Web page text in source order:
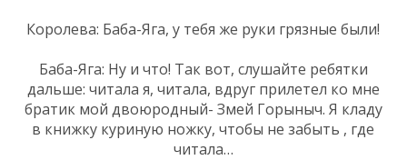
Королева: Баба-Яга, у тебя же руки грязные были!
Баба-Яга: Ну и что! Так вот, слушайте ребятки
дальше: читала я, читала, вдруг прилетел ко мне
братик мой двоюродный- Змей Горыныч. Я кладу
в книжку куриную ножку, чтобы не забыть , где
читала…